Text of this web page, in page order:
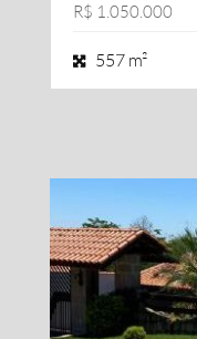
R$ 1.050.000
557 m²